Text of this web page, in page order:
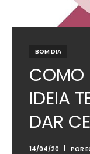
BOM DIA
COMO
IDEIA
DAR
14/04/20 POR